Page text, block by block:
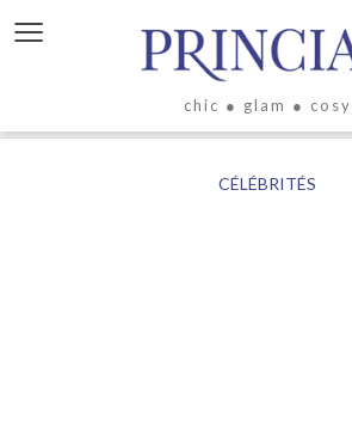
≡
chic ● glam ● cosy
LIFESTYLE
LUXE
CÉLÉBRITÉS